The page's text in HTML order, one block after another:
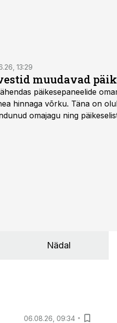
13:29
muudavad
päikesepaneelide
hinnaga võrku. Täna on
omajagu ning
Nädal
06.08.26, 09:34